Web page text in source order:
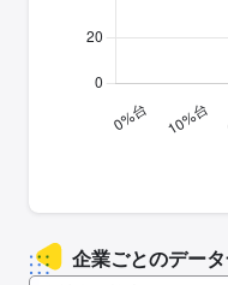
企業ごとのデー